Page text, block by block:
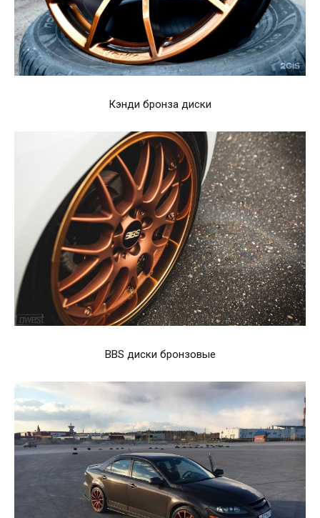
Кэнди бронза диски
BBS диски бронзовые